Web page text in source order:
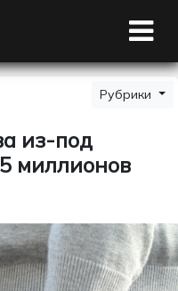
Рубрики
из-под
миллионов